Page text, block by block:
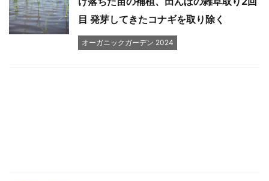
目 発芽してきたコナギを取り除く
オーガニックガーデン 2024